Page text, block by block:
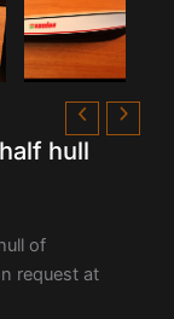
hull
of
request at